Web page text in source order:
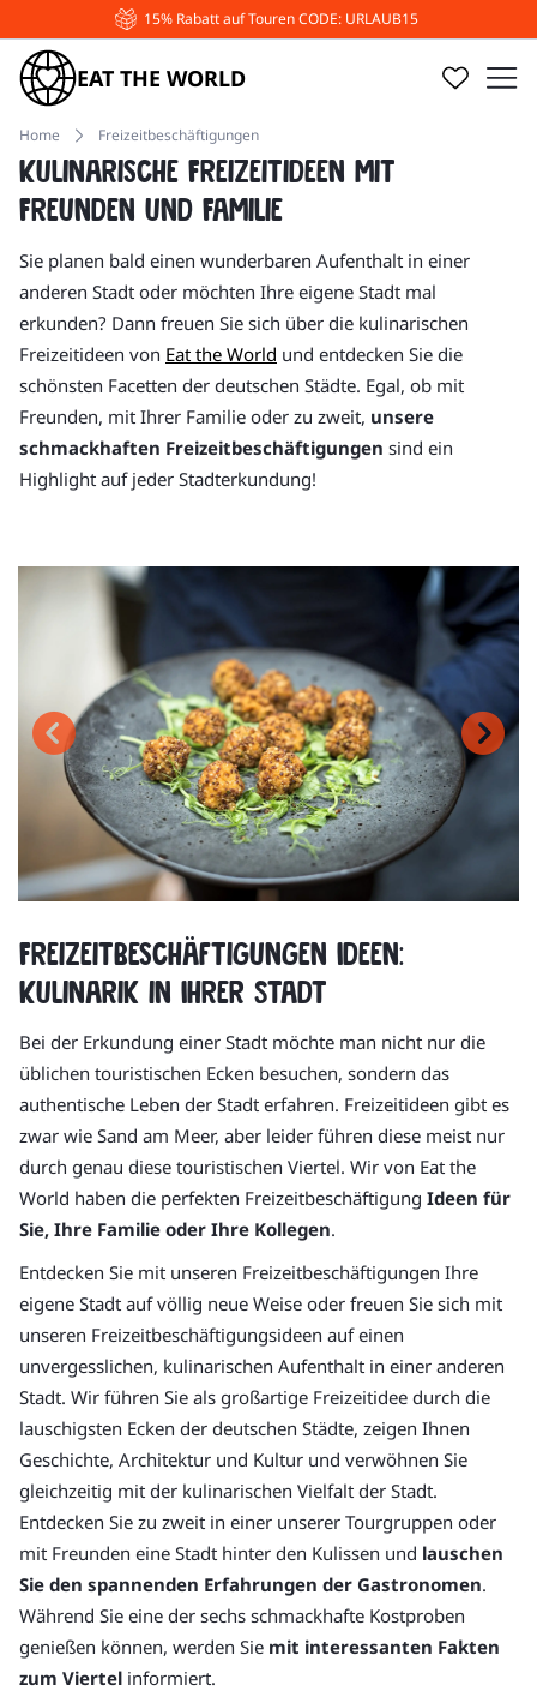
15% Rabatt auf Touren CODE: URLAUB15
EAT THE WORLD
Home Freizeitbeschäftigungen
Kulinarische Freizeitideen mit
Freunden und Familie
Sie planen bald einen wunderbaren Aufenthalt in einer
anderen Stadt oder möchten Ihre eigene Stadt mal
erkunden? Dann freuen Sie sich über die kulinarischen
Freizeitideen von Eat the World und entdecken Sie die
schönsten Facetten der deutschen Städte. Egal, ob mit
Freunden, mit Ihrer Familie oder zu zweit, unsere
schmackhaften Freizeitbeschäftigungen sind ein
Highlight auf jeder Stadterkundung!
Freizeitbeschäftigungen Ideen:
Kulinarik in Ihrer Stadt
Bei der Erkundung einer Stadt möchte man nicht nur die
üblichen touristischen Ecken besuchen, sondern das
authentische Leben der Stadt erfahren. Freizeitideen gibt es
zwar wie Sand am Meer, aber leider führen diese meist nur
durch genau diese touristischen Viertel. Wir von Eat the
World haben die perfekten Freizeitbeschäftigung Ideen für
Sie, Ihre Familie oder Ihre Kollegen.
Entdecken Sie mit unseren Freizeitbeschäftigungen Ihre
eigene Stadt auf völlig neue Weise oder freuen Sie sich mit
unseren Freizeitbeschäftigungsideen auf einen
unvergesslichen, kulinarischen Aufenthalt in einer anderen
Stadt. Wir führen Sie als großartige Freizeitidee durch die
lauschigsten Ecken der deutschen Städte, zeigen Ihnen
Geschichte, Architektur und Kultur und verwöhnen Sie
gleichzeitig mit der kulinarischen Vielfalt der Stadt.
Entdecken Sie zu zweit in einer unserer Tourgruppen oder
mit Freunden eine Stadt hinter den Kulissen und lauschen
Sie den spannenden Erfahrungen der Gastronomen.
Während Sie eine der sechs schmackhafte Kostproben
genießen können, werden Sie mit interessanten Fakten
zum Viertel informiert.